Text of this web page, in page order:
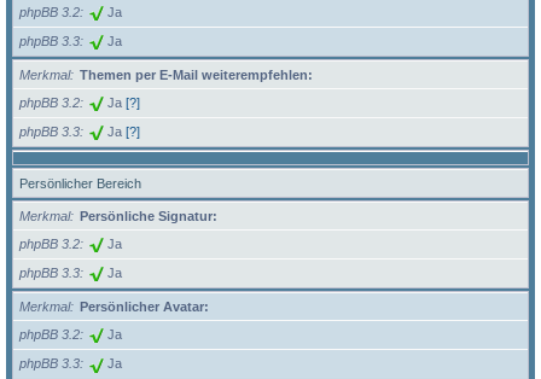
phpBB 3.2
Ja
phpBB 3.3 Ja
Merkmal
Themen per E-Mail weiterempfehlen:
phpBB 3.2
Ja [?]
phpBB 3.3 Ja [?]
Persönlicher Bereich
Merkmal
Persönliche Signatur:
phpBB 3.2
Ja
phpBB 3.3 Ja
Merkmal
Persönlicher Avatar:
phpBB 3.2
Ja
phpBB 3.3 Ja